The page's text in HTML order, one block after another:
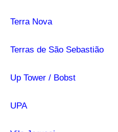
Terra Nova
Terras de São Sebastião
Up Tower / Bobst
UPA